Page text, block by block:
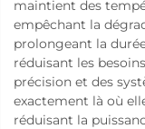
maintient des
empêchant la
prolongeant la
réduisant les
précision et des
exactement là où
réduisant la